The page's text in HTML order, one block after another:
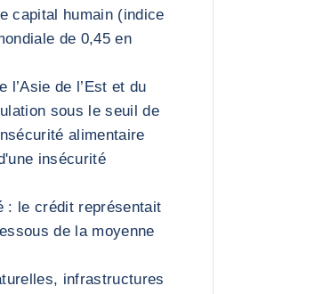
capital humain (indice
de 0,45 en
l’Asie de l’Est et du
sous le seuil de
alimentaire
insécurité
: le crédit représentait
de la moyenne
infrastructures